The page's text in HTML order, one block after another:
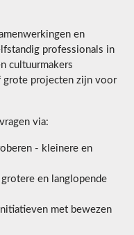
en
professionals in
cultuurmakers
grote projecten zijn voor
via:
- kleinere en
en langlopende
met bewezen